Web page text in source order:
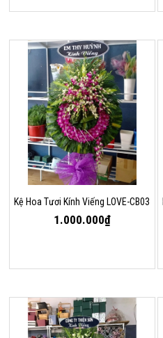
Kệ Hoa Tươi Kính Viếng LOVE-CB03
1.000.000₫